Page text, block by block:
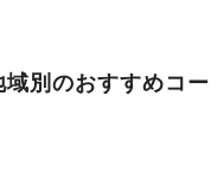
別のおすすめコ